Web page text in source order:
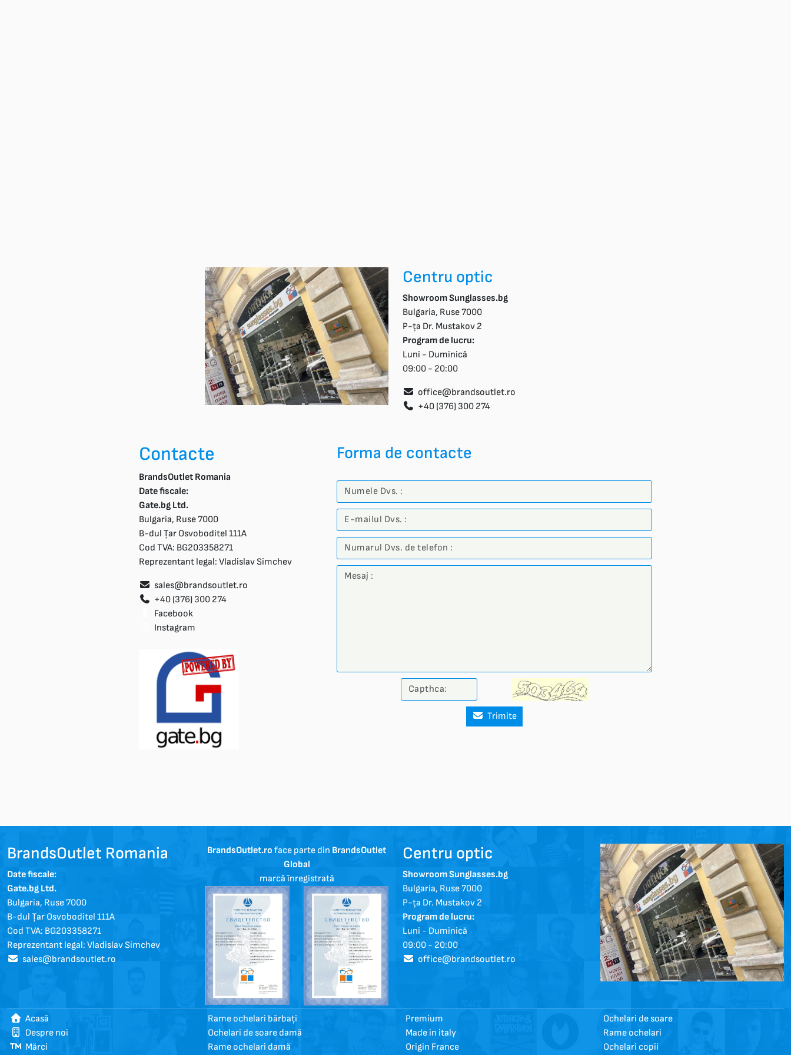
Centru optic
Showroom Sunglasses.bg
Bulgaria, Ruse 7000
P-ța Dr. Mustakov 2
Program de lucru:
Luni - Duminică
09:00 - 20:00
office@brandsoutlet.ro
+40 (376) 300 274
Contacte
BrandsOutlet Romania
Date fiscale:
Gate.bg Ltd.
Bulgaria, Ruse 7000
B-dul Țar Osvoboditel 111A
Cod TVA: BG203358271
Reprezentant legal: Vladislav Simchev
sales@brandsoutlet.ro
+40 (376) 300 274
Facebook
Instagram
Forma de contacte
Trimite
BrandsOutlet Romania
Date fiscale:
Gate.bg Ltd.
Bulgaria, Ruse 7000
B-dul Țar Osvoboditel 111A
Cod TVA: BG203358271
Reprezentant legal: Vladislav Simchev
sales@brandsoutlet.ro
BrandsOutlet.ro face parte din BrandsOutlet
Global
marcă înregistrată
Centru optic
Showroom Sunglasses.bg
Bulgaria, Ruse 7000
P-ța Dr. Mustakov 2
Program de lucru:
Luni - Duminică
09:00 - 20:00
office@brandsoutlet.ro
Acasă
Despre noi
Mărci
Rame ochelari bărbați
Ochelari de soare damă
Rame ochelari damă
Premium
Made in italy
Origin France
Ochelari de soare
Rame ochelari
Ochelari copii